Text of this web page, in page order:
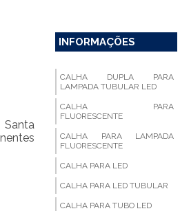
INFORMAÇÕES
CALHA DUPLA PARA
LAMPADA TUBULAR LED
CALHA PARA
FLUORESCENTE
CALHA PARA LAMPADA
FLUORESCENTE
CALHA PARA LED
CALHA PARA LED TUBULAR
CALHA PARA TUBO LED